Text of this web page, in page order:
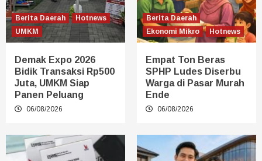
Berita Daerah
Hotnews
UMKM
Demak Expo 2026
Bidik Transaksi Rp500
Juta, UMKM Siap
Panen Peluang
06/08/2026
Berita Daerah
Ekonomi Mikro
Hotnews
Empat Ton Beras
SPHP Ludes Diserbu
Warga di Pasar Murah
Ende
06/08/2026